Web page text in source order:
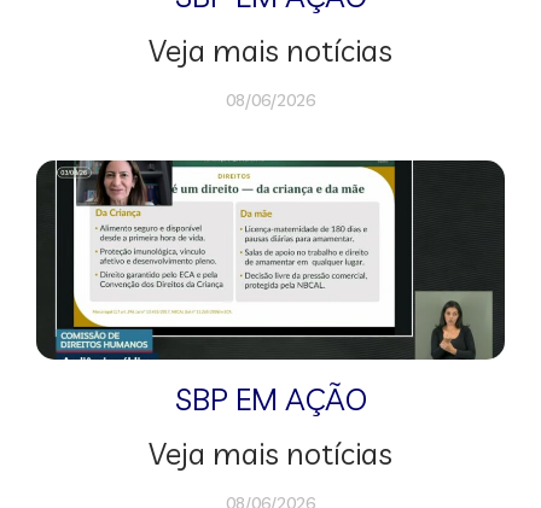
Veja mais notícias
08/06/2026
SBP EM AÇÃO
Veja mais notícias
08/06/2026